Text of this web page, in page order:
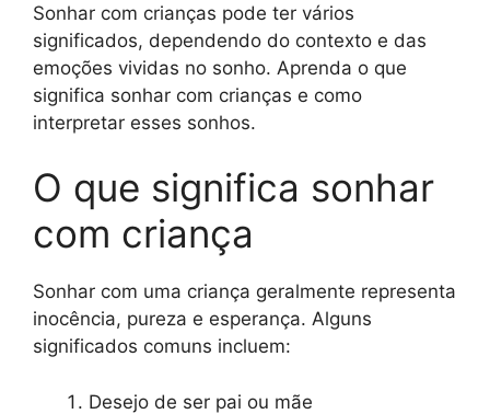
Sonhar com crianças pode ter vários
significados, dependendo do contexto e das
emoções vividas no sonho. Aprenda o que
significa sonhar com crianças e como
interpretar esses sonhos.
O que significa sonhar
com criança
Sonhar com uma criança geralmente representa
inocência, pureza e esperança. Alguns
significados comuns incluem:
Desejo de ser pai ou mãe